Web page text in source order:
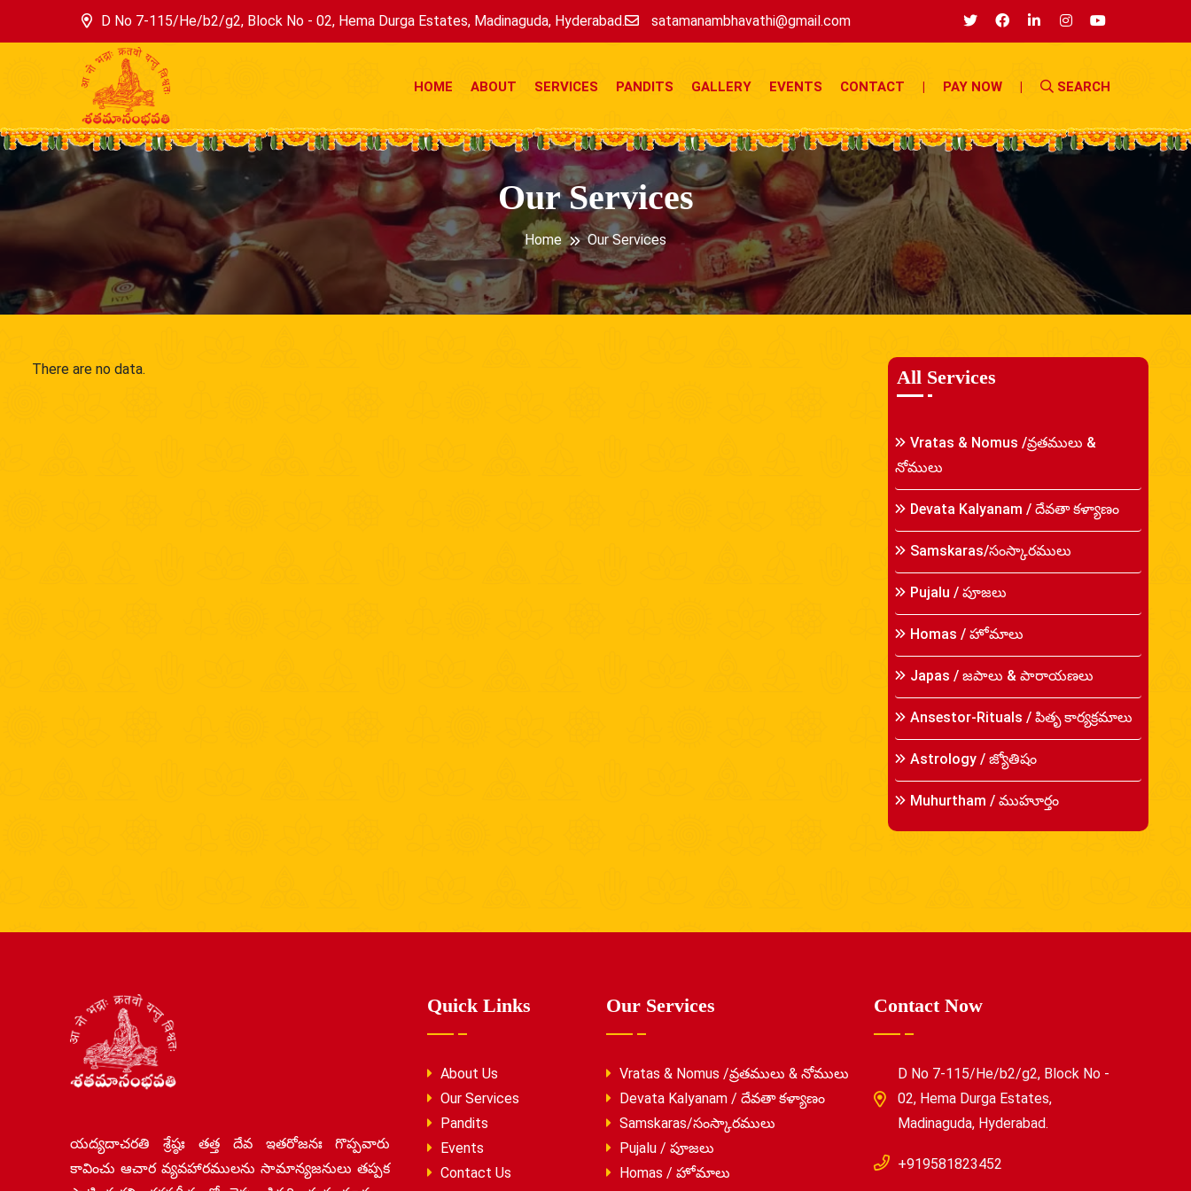
D No 7-115/He/b2/g2, Block No - 02, Hema Durga Estates, Madinaguda, Hyderabad. satamanambhavathi@gmail.com
HOME ABOUT SERVICES PANDITS GALLERY EVENTS CONTACT | PAY NOW | SEARCH
Our Services
Home Our Services
There are no data. All Services
Vratas & Nomus /వ్రతములు &
నోములు
Devata Kalyanam / దేవతా కళ్యాణం
Samskaras/సంస్కారములు
Pujalu / పూజలు
Homas / హోమాలు
Japas / జపాలు & పారాయణలు
Ansestor-Rituals / పితృ కార్యక్రమాలు
Astrology / జ్యోతిషం
Muhurtham / ముహూర్తం
యద్యదాచరతి శ్రేష్ఠః తత్త దేవ ఇతరోజనః గొప్పవారు
కావించు ఆచార వ్యవహారములను సామాన్యజనులు తప్పక
Quick Links
About Us
Our Services
Pandits
Events
Contact Us
Our Services
Vratas & Nomus /వ్రతములు & నోములు
Devata Kalyanam / దేవతా కళ్యాణం
Samskaras/సంస్కారములు
Pujalu / పూజలు
Homas / హోమాలు
Contact Now
D No 7-115/He/b2/g2, Block No -
02, Hema Durga Estates,
Madinaguda, Hyderabad.
+919581823452